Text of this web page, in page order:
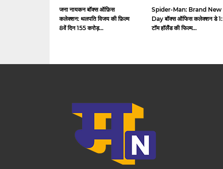
जना नायकन बॉक्स ऑफ़िस
कलेक्शन: थलपति विजय की फ़िल्म
8वें दिन 155 करोड़...
Spider-Man: Brand New
Day बॉक्स ऑफिस कलेक्शन डे 1:
टॉम हॉलैंड की फिल्म...